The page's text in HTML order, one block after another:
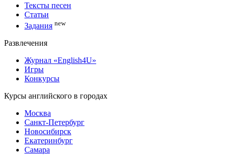
Тексты песен
Статьи
Задания new
Развлечения
Журнал «English4U»
Игры
Конкурсы
Курсы английского в городах
Москва
Санкт-Петербург
Новосибирск
Екатеринбург
Самара